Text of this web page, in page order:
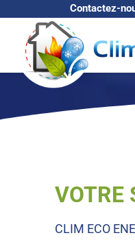
Contactez-
VOTRE
CLIM ECO